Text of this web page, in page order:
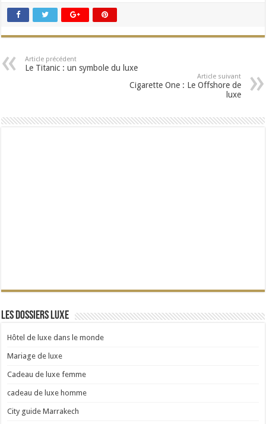
Article précédent
Le Titanic : un symbole du luxe
Article suivant
Cigarette One : Le Offshore de
luxe
Les dossiers Luxe
Hôtel de luxe dans le monde
Mariage de luxe
Cadeau de luxe femme
cadeau de luxe homme
City guide Marrakech